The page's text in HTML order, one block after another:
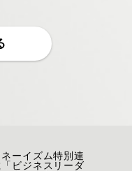
ーイズム特別連
ビジネスリーダ